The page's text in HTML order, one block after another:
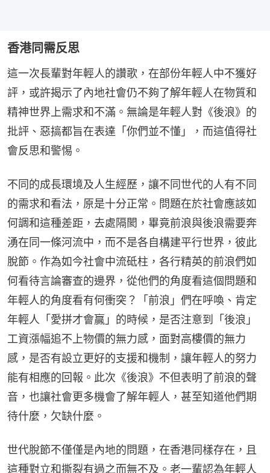
香港同需反思
這一次長輩對年輕人的讚歌，在部份年輕人中不獲好
評，或許揭示了內地社會仍不夠了解年輕人在物質和
精神世界上需求和不滿。無論是年輕人對《後浪》的
批評、惡搞都旨在表達「你們並不懂」，而這值得社
會反思和警惕。
不同的成長環境及人生經歷，讓不同世代的人有不同
的需求和看法，原是十分正常。問題在於社會應該如
何調和這種差距，去處隔閡，畢竟前浪與後浪需要奔
湧在同一條河流中，而不是各自構建平行世界，彼此
脫節。作為如今社會中流砥柱，各行精英的前浪們如
何看待言論審查的邊界，從他們的角度看這個問題和
年輕人的角度看有何衝突？「前浪」們在呼喚、肯定
年輕人「愛拼才會贏」的時候，是否注意到「後浪」
工資漲幅追不上物價的無力感，面對高樓價的無力
感，是否有設立更好的支援和機制，讓年輕人的努力
能有相應的回報。此次《後浪》不但表明了前浪的聲
音，也讓社會更多機會了解年輕人，甚至知道他們期
待什麼，欠缺什麼。
世代脫節不僅僅是內地的問題，在香港同樣存在，且
這種對立和撕裂有過之而無不及。老一輩認為年輕人